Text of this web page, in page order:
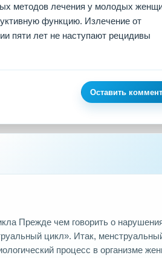
методов лечения у молодых
функцию. Излечение от
пяти лет не наступают рецидивы
Оставить
Прежде чем говорить о
цикл». Итак,
процесс в организме